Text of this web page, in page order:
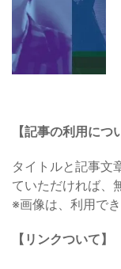
【記事の利用につ
タイトルと記事文
ていただければ、
※画像は、利用で
【リンクついて】